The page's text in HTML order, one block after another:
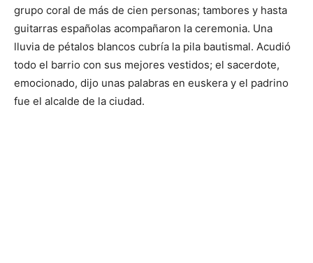
grupo coral de más de cien personas; tambores y hasta
guitarras españolas acompañaron la ceremonia. Una
lluvia de pétalos blancos cubría la pila bautismal. Acudió
todo el barrio con sus mejores vestidos; el sacerdote,
emocionado, dijo unas palabras en euskera y el padrino
fue el alcalde de la ciudad.